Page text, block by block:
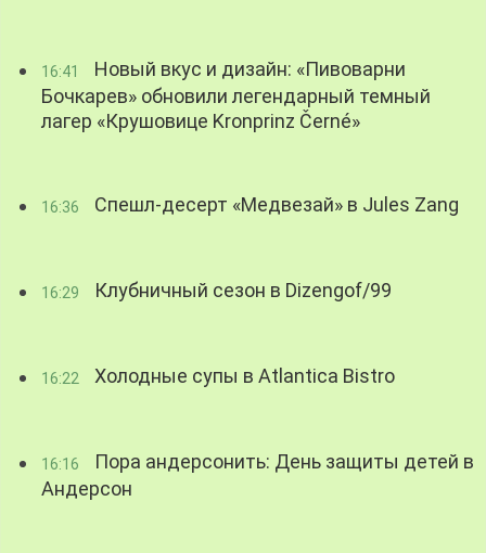
16:41
Новый вкус и дизайн: «Пивоварни
Бочкарев» обновили легендарный темный
лагер «Крушовице Kronprinz Černé»
16:36 Спешл-десерт «Медвезай» в Jules Zang
16:29 Клубничный сезон в Dizengof/99
16:22 Холодные супы в Atlantica Bistro
16:16
Пора андерсонить: День защиты детей в
Андерсон